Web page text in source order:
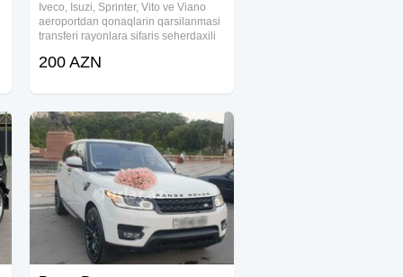
Iveco, Isuzi, Sprinter, Vito ve Viano
aeroportdan qonaqlarin qarsilanmasi
transferi rayonlara sifaris seherdaxili
sirkete aiddir bu qiymete pula
200 AZN